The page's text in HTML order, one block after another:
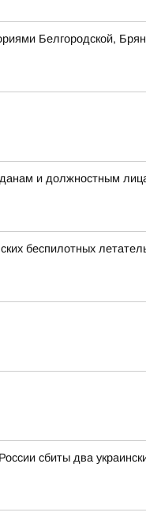
Белгородской,
и должностным
беспилотных
сбиты два